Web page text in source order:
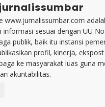
www.jurnalissumbar.com
informasi sesuai dengan UU
publik, baik itu instansi
profil, kinerja,
ke masyarakat luas guna
akuntabilitas.